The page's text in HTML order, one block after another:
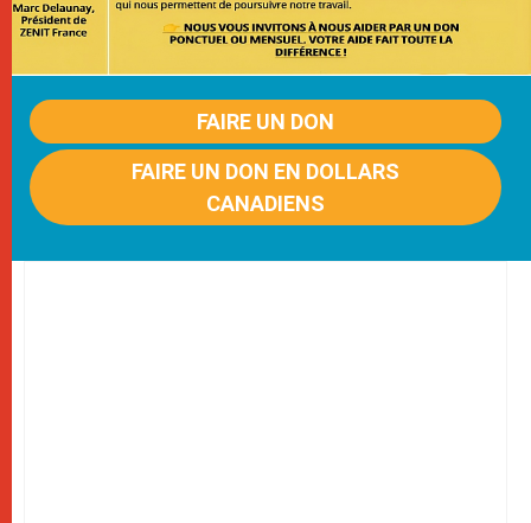
FAIRE UN DON
FAIRE UN DON EN DOLLARS
CANADIENS